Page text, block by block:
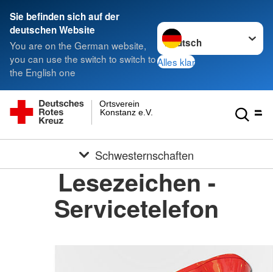
Sie befinden sich auf der
deutschen Website
You are on the German website,
you can use the switch to switch to
the English one
Sprache wechseln zu
Alles klar
Konstanz e.V.
Ortsverein
Schwesternschaften
Lesezeichen -
Servicetelefon